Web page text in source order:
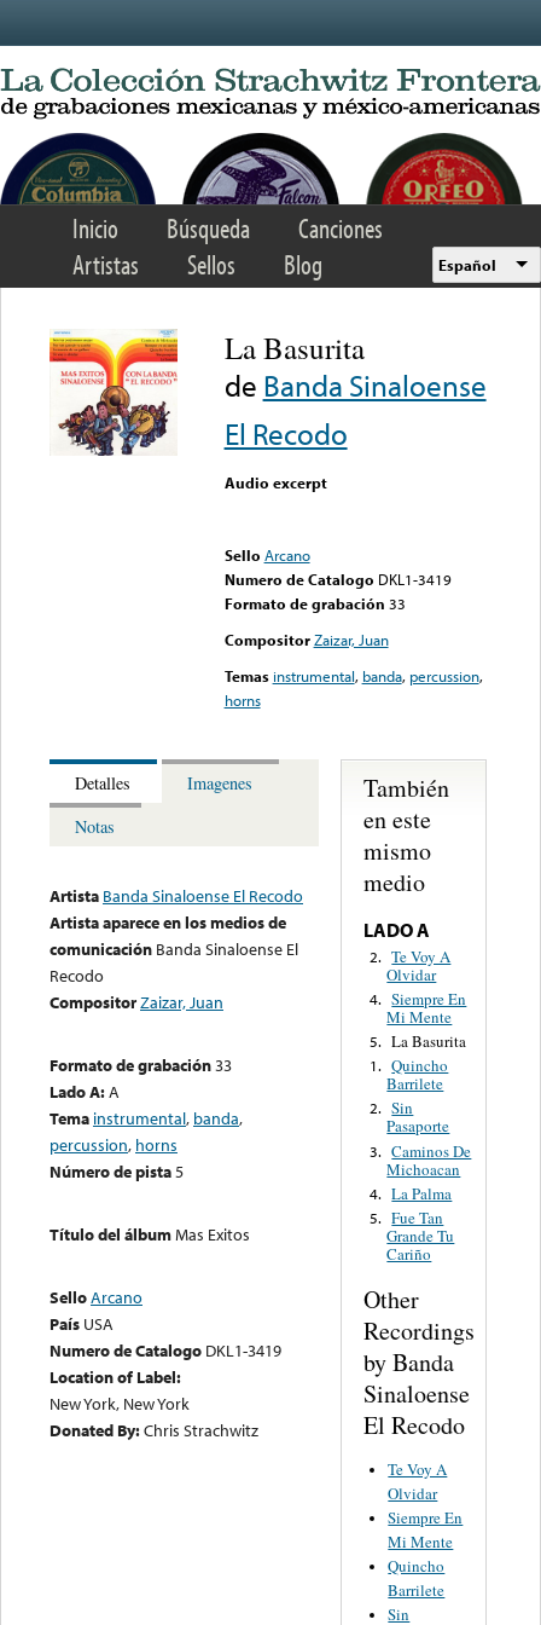
Inicio Búsqueda
Canciones
Artistas
Sellos Blog Español
La Basurita
de Banda Sinaloense
El Recodo
Audio excerpt
Sello Arcano
Numero de Catalogo DKL1-3419
Formato de grabación 33
Compositor Zaizar, Juan
Temas instrumental, banda, percussion,
horns
Detalles
Imagenes
Notas
Artista Banda Sinaloense El Recodo
Artista aparece en los medios de
comunicación Banda Sinaloense El
Recodo
CompositorZaizar, Juan
Formato de grabación33
Lado A:A
Tema instrumental, banda,
percussion, horns
Número de pista5
Título del álbumMas Exitos
SelloArcano
País USA
Numero de Catalogo DKL1-3419
Location of Label:
New York, New York
Donated By:Chris Strachwitz
También
en este
mismo
medio
LADO A
2. Te Voy A
Olvidar
4. Siempre En
Mi Mente
5. La Basurita
1. Quincho
Barrilete
2. Sin
Pasaporte
3. Caminos De
Michoacan
4. La Palma
5. Fue Tan
Grande Tu
Cariño
Other
Recordings
by Banda
Sinaloense
El Recodo
Te Voy A
Olvidar
Siempre En
Mi Mente
Quincho
Barrilete
Sin